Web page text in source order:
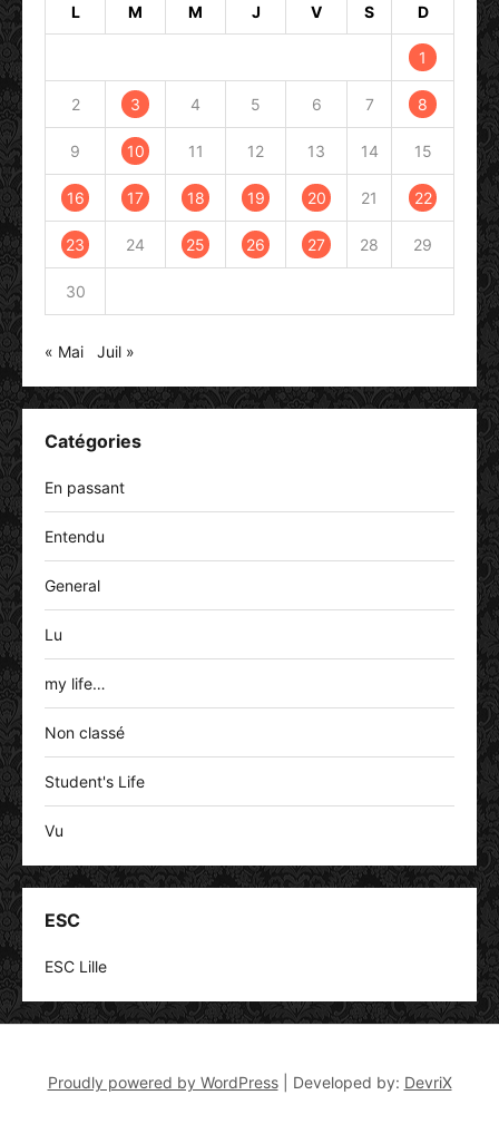
L M M J V S D
1
2 3 4 5 6 7 8
9 10 11 12 13 14 15
16 17 18 19 20 21 22
23 24 25 26 27 28 29
30
« Mai Juil »
Catégories
En passant
Entendu
General
Lu
my life…
Non classé
Student's Life
Vu
ESC
ESC Lille
Proudly powered by WordPress Developed by: DevriX